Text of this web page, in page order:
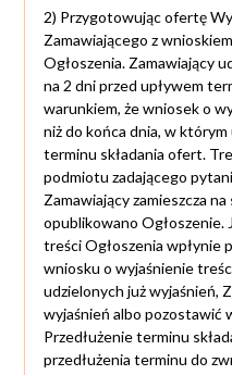
2) Przygotowując ofertę
Zamawiającego z
Ogłoszenia. Zamawiający
na 2 dni przed upływem
warunkiem, że wniosek o
niż do końca dnia, w
terminu składania ofert.
podmiotu zadającego
Zamawiający zamieszcza
opublikowano Ogłoszenie.
treści Ogłoszenia wpłynie
wniosku o wyjaśnienie
udzielonych już wyjaśnień,
wyjaśnień albo pozostawić
Przedłużenie terminu
przedłużenia terminu do